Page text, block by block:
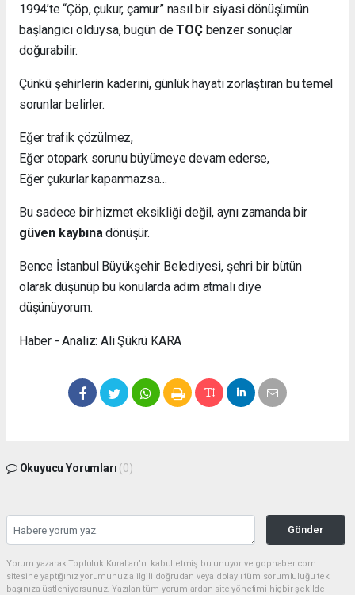
1994’te “Çöp, çukur, çamur” nasıl bir siyasi dönüşümün
başlangıcı olduysa, bugün deTOÇbenzer sonuçlar
doğurabilir.
Çünkü şehirlerin kaderini, günlük hayatı zorlaştıran bu temel
sorunlar belirler.
Eğer trafik çözülmez,
Eğer otopark sorunu büyümeye devam ederse,
Eğer çukurlar kapanmazsa…
Bu sadece bir hizmet eksikliği değil, aynı zamanda bir
güven kaybına dönüşür.
Bence İstanbul Büyükşehir Belediyesi, şehri bir bütün
olarak düşünüp bu konularda adım atmalı diye
düşünüyorum.
Haber - Analiz: Ali Şükrü KARA
Okuyucu Yorumları (0)
Gönder
Yorum yazarak Topluluk Kuralları’nı kabul etmiş bulunuyor ve gophaber.com
sitesine yaptığınız yorumunuzla ilgili doğrudan veya dolaylı tüm sorumluluğu tek
başınıza üstleniyorsunuz. Yazılan tüm yorumlardan site yönetimi hiçbir şekilde